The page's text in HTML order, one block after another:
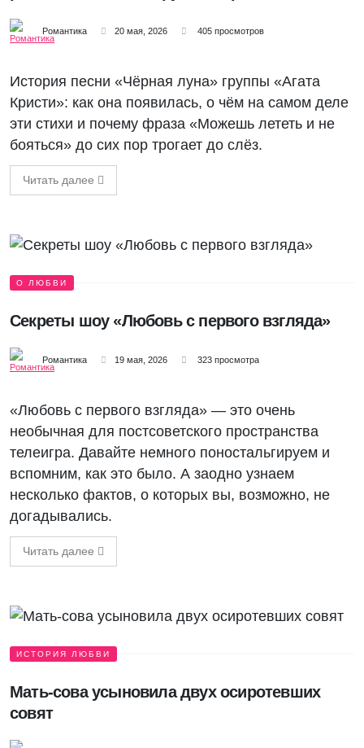
Романтика 20 мая, 2026 405 просмотров
История песни «Чёрная луна» группы «Агата
Кристи»: как она появилась, о чём на самом деле
эти стихи и почему фраза «Можешь лететь и не
бояться» до сих пор трогает до слёз.
Читать далее
О ЛЮБВИ
Секреты шоу «Любовь с первого взгляда»
Романтика 19 мая, 2026 323 просмотра
«Любовь с первого взгляда» — это очень
необычная для постсоветского пространства
телеигра. Давайте немного поностальгируем и
вспомним, как это было. А заодно узнаем
несколько фактов, о которых вы, возможно, не
догадывались.
Читать далее
ИСТОРИЯ ЛЮБВИ
Мать-сова усыновила двух осиротевших
совят